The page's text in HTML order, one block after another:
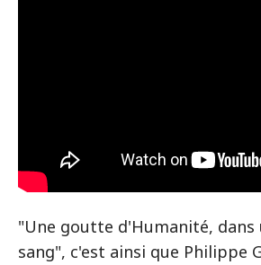
"Une goutte d'Humanité, dans
sang", c'est ainsi que Philippe